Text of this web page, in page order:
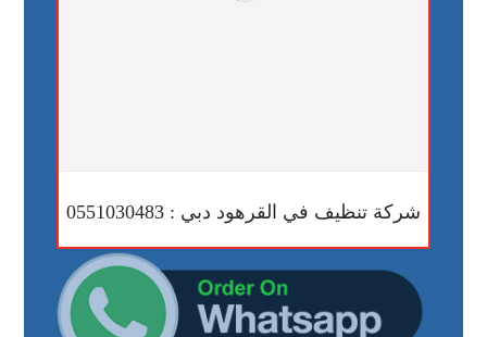
شركة تنظيف في القرهود دبي : 0551030483